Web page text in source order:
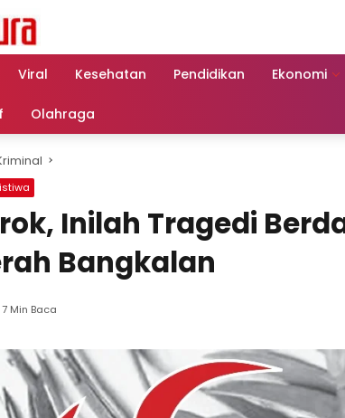
Viral Kesehatan Pendidikan Ekonomi
Olahraga
Inilah Tragedi
Bangkalan
7 Min Baca